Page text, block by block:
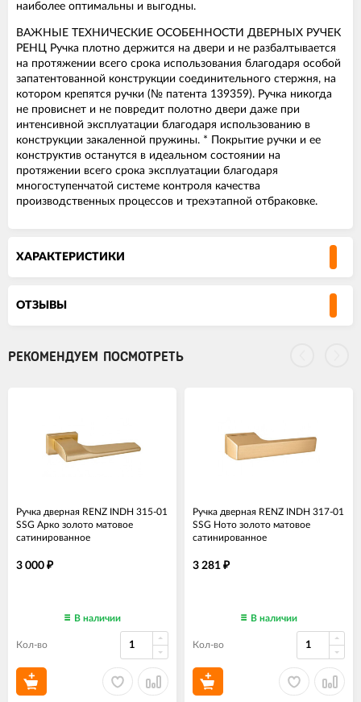
наиболее оптимальны и выгодны.
ВАЖНЫЕ ТЕХНИЧЕСКИЕ ОСОБЕННОСТИ ДВЕРНЫХ РУЧЕК
РЕНЦ Ручка плотно держится на двери и не разбалтывается
на протяжении всего срока использования благодаря особой
запатентованной конструкции соединительного стержня, на
котором крепятся ручки (№ патента 139359). Ручка никогда
не провиснет и не повредит полотно двери даже при
интенсивной эксплуатации благодаря использованию в
конструкции закаленной пружины. * Покрытие ручки и ее
конструктив останутся в идеальном состоянии на
протяжении всего срока эксплуатации благодаря
многоступенчатой системе контроля качества
производственных процессов и трехэтапной отбраковке.
ХАРАКТЕРИСТИКИ
ОТЗЫВЫ
РЕКОМЕНДУЕМ ПОСМОТРЕТЬ
Ручка дверная RENZ INDH 315-01
SSG Арко золото матовое
сатинированное
3 000 ₽
В наличии
Кол-во
Ручка дверная RENZ INDH 317-01
SSG Ното золото матовое
сатинированное
3 281 ₽
В наличии
Кол-во